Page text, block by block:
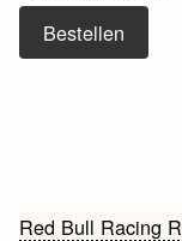
Bestellen
Bericht
Red Bull Racing